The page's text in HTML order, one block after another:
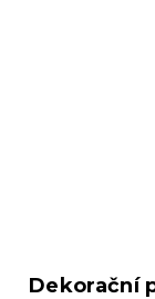
Dekorační